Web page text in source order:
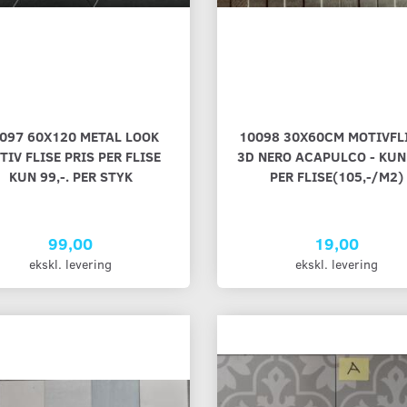
ekskl. levering
5202 20X20
ekskl. levering
60X120 METAL LOOK
FLISE PRIS PER FLISE
KUN 99,-. PER STYK
99,00
ekskl. levering
10098 30X60CM
3D NERO ACAPULCO -
PER FLISE(105,-/M2)
19,00
ekskl. levering